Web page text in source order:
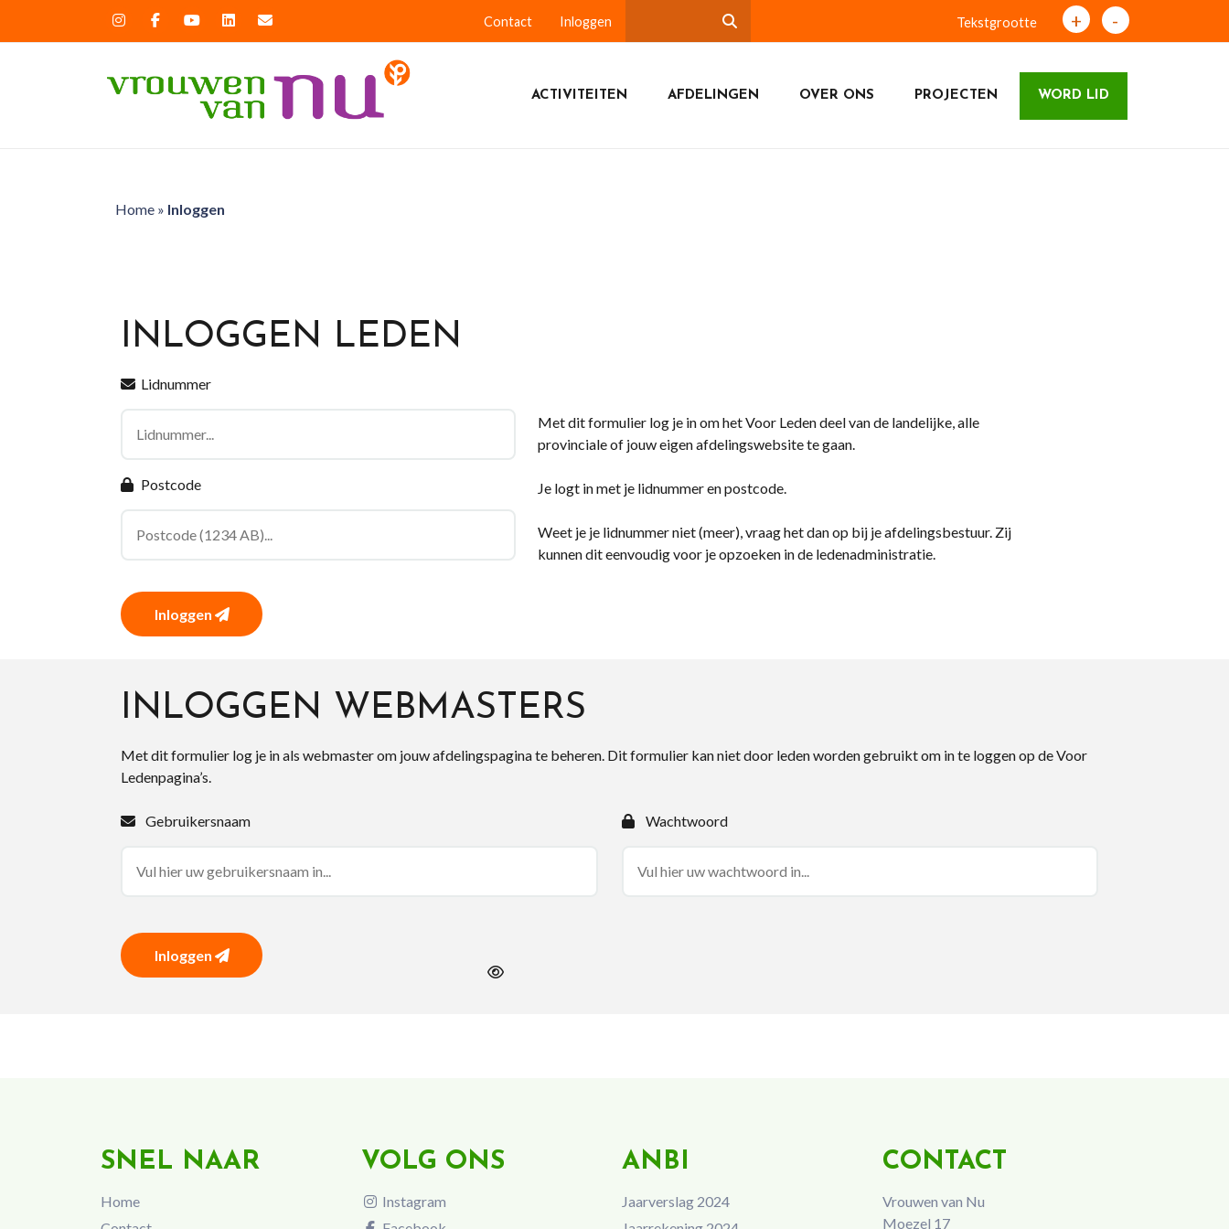
Contact Inloggen Tekstgrootte + -
ACTIVITEITEN AFDELINGEN OVER ONS PROJECTEN WORD LID
Home» Inloggen
INLOGGEN LEDEN
Lidnummer
Postcode
Inloggen
Met dit formulier log je in om het Voor Leden deel van de landelijke, alle
provinciale of jouw eigen afdelingswebsite te gaan.
Je logt in met je lidnummer en postcode.
Weet je je lidnummer niet (meer), vraag het dan op bij je afdelingsbestuur. Zij
kunnen dit eenvoudig voor je opzoeken in de ledenadministratie.
INLOGGEN WEBMASTERS
Met dit formulier log je in als webmaster om jouw afdelingspagina te beheren. Dit formulier kan niet door leden worden gebruikt om in te loggen op de Voor
Ledenpagina’s.
Gebruikersnaam Wachtwoord
Inloggen
SNEL NAAR
Home
VOLG ONS
Instagram
ANBI
Jaarverslag 2024
CONTACT
Vrouwen van Nu
Moezel 17